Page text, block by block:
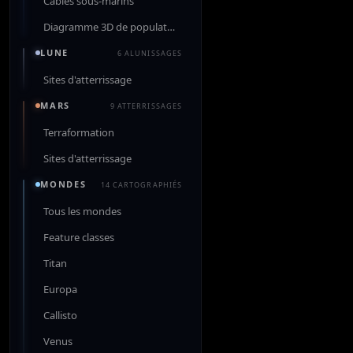
Diagramme 3D de population
LUNE 6 ALUNISSAGES
Sites d'atterrissage
MARS 9 ATTERRISSAGES
Terraformation
Sites d'atterrissage
MONDES 14 CARTOGRAPHIÉS
Tous les mondes
Feature classes
Titan
Europa
Callisto
Venus